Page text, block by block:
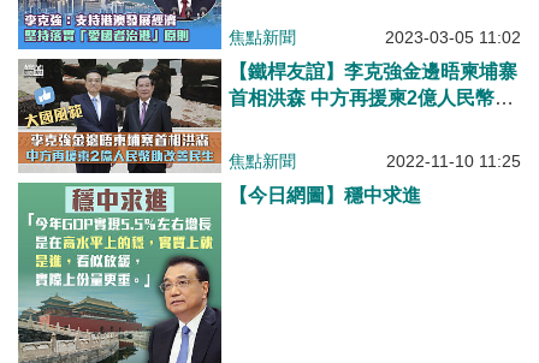
焦點新聞 2023-03-05 11:02
【鐵桿友誼】李克強金邊晤柬埔寨
首相洪森 中方再援柬2億人民幣助
焦點新聞 2022-11-10 11:25
【今日網圖】穩中求進